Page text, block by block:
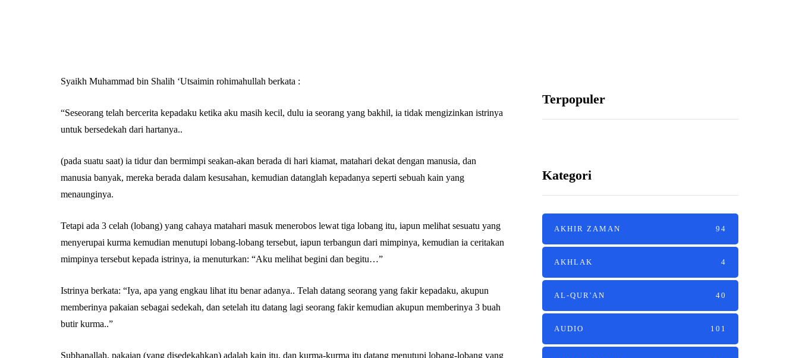
Syaikh Muhammad bin Shalih ‘Utsaimin rohimahullah berkata :
“Seseorang telah bercerita kepadaku ketika aku masih kecil, dulu ia seorang yang bakhil, ia tidak mengizinkan istrinya
untuk bersedekah dari hartanya..
(pada suatu saat) ia tidur dan bermimpi seakan-akan berada di hari kiamat, matahari dekat dengan manusia, dan
manusia banyak, mereka berada dalam kesusahan, kemudian datanglah kepadanya seperti sebuah kain yang
menaunginya.
Tetapi ada 3 celah (lobang) yang cahaya matahari masuk menerobos lewat tiga lobang itu, iapun melihat sesuatu yang
menyerupai kurma kemudian menutupi lobang-lobang tersebut, iapun terbangun dari mimpinya, kemudian ia ceritakan
mimpinya tersebut kepada istrinya, ia menuturkan: “Aku melihat begini dan begitu…”
Istrinya berkata: “Iya, apa yang engkau lihat itu benar adanya.. Telah datang seorang yang fakir kepadaku, akupun
memberinya pakaian sebagai sedekah, dan setelah itu datang lagi seorang fakir kemudian akupun memberinya 3 buah
butir kurma..”
Subhanallah, pakaian (yang disedekahkan) adalah kain itu, dan kurma-kurma itu datang menutupi lobang-lobang yang
Terpopuler
Kategori
AKHIR ZAMAN 94
AKHLAK 4
AL-QUR'AN 40
AUDIO 101